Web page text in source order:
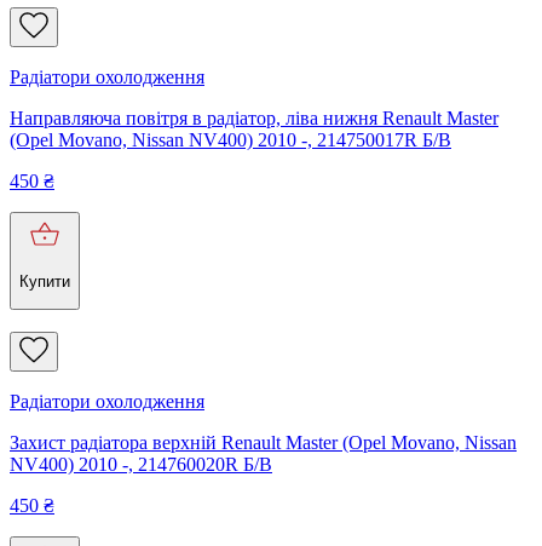
Радіатори охолодження
Направляюча повітря в радіатор, ліва нижня Renault Master
(Opel Movano, Nissan NV400) 2010 -, 214750017R Б/В
450 ₴
Купити
Радіатори охолодження
Захист радіатора верхній Renault Master (Opel Movano, Nissan
NV400) 2010 -, 214760020R Б/В
450 ₴